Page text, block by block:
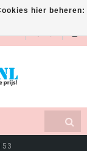
EUR
hier beheren: